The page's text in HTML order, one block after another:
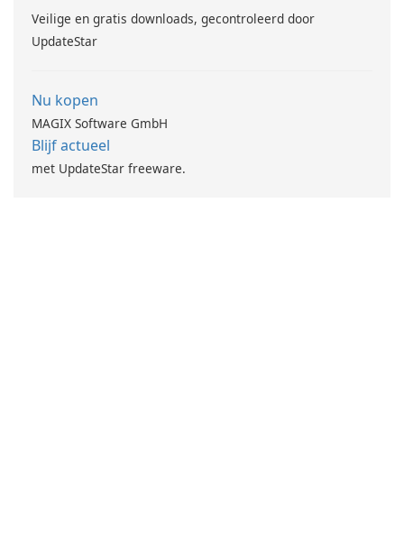
Veilige en gratis downloads, gecontroleerd door
UpdateStar
Nu kopen
MAGIX Software GmbH
Blijf actueel
met UpdateStar freeware.